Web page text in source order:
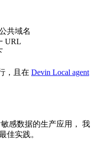
共域名
URL
，且在 Devin Local agent
感数据的生产应用， 我
佳实践。